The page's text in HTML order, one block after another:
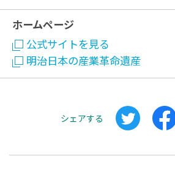
ホームページ
公式サイトを見る
明治日本の産業革命遺産
シェアする